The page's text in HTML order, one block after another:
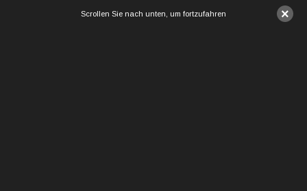
×
Scrollen Sie nach unten, um fortzufahren